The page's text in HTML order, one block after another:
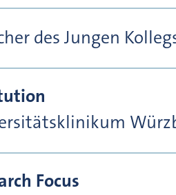
des Jungen
Focus